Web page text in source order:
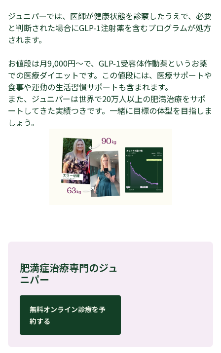
ジュニパーでは、医師が健康状態を診察したうえで、必要
と判断された場合にGLP-1注射薬を含むプログラムが処方
されます。
お値段は月9,000円〜で、GLP-1受容体作動薬というお薬
での医療ダイエットです。この値段には、医療サポートや
食事や運動の生活習慣サポートも含まれます。
また、ジュニパーは世界で20万人以上の肥満治療をサポ
ートしてきた実績つきです。一緒に目標の体型を目指しま
しょう。
肥満症治療専門のジュ
ニパー
無料オンライン診療を予
約する